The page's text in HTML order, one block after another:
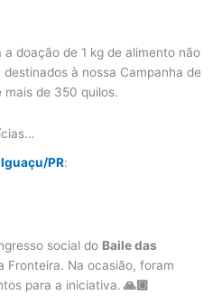
doação de 1 kg de alimento não
à nossa Campanha de
de 350 quilos.
PR:
social do Baile das
Fronteira. Na ocasião, foram
para a iniciativa. 🙏🏼